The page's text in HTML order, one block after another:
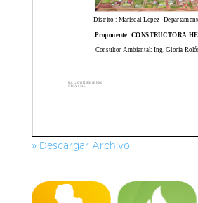
» Descargar Archivo